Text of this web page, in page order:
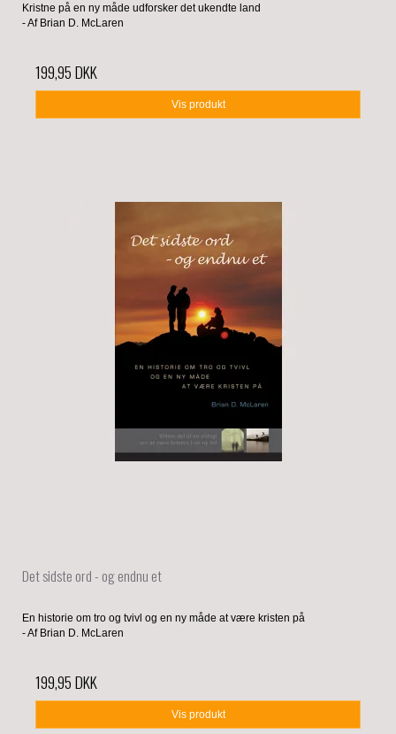
Kristne på en ny måde udforsker det ukendte land
- Af Brian D. McLaren
199,95 DKK
Vis produkt
Det sidste ord - og endnu et
En historie om tro og tvivl og en ny måde at være kristen på
- Af Brian D. McLaren
199,95 DKK
Vis produkt